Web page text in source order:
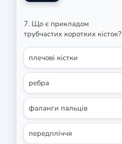
7. Що є прикладом
трубчастих коротких кісток?
плечові кістки
ребра
фаланги пальців
передпліччя